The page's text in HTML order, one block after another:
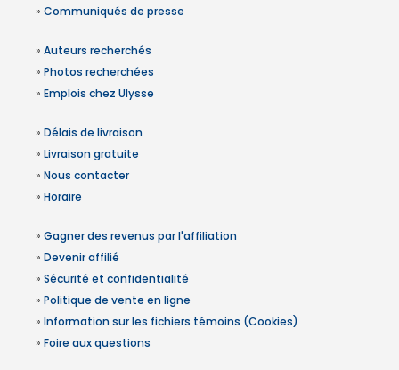
» Communiqués de presse
» Auteurs recherchés
» Photos recherchées
» Emplois chez Ulysse
» Délais de livraison
» Livraison gratuite
» Nous contacter
» Horaire
» Gagner des revenus par l'affiliation
» Devenir affilié
» Sécurité et confidentialité
» Politique de vente en ligne
» Information sur les fichiers témoins (Cookies)
» Foire aux questions